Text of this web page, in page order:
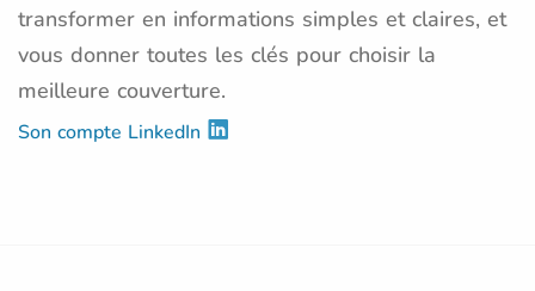
transformer en informations simples et claires, et
vous donner toutes les clés pour choisir la
meilleure couverture.
Son compte LinkedIn